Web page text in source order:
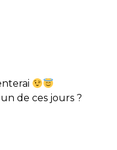
de ces jours ?